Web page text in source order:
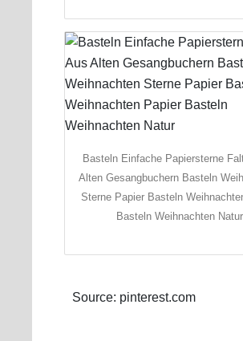
Basteln Einfache Papiersterne
Alten Gesangbuchern Basteln
Sterne Papier Basteln
Basteln Weihnachten Natur
Source: pinterest.com